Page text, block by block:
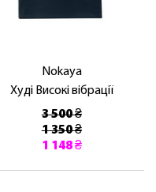
Nokaya
Худі Високі вібрації
3 500 ₴
1 350 ₴
1 148 ₴